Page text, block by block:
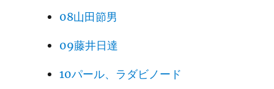
08山田節男
09藤井日達
10パール、ラダビノード